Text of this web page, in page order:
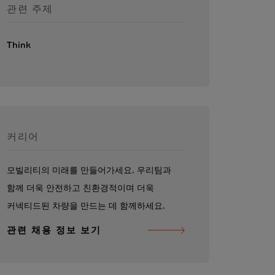
관련 주제
Think
커리어
모빌리티의 미래를 만들어가세요. 우리팀과
함께 더욱 안전하고 친환경적이며 더욱
커넥티드된 차량을 만드는 데 함께하세요.
관련 채용 정보 보기